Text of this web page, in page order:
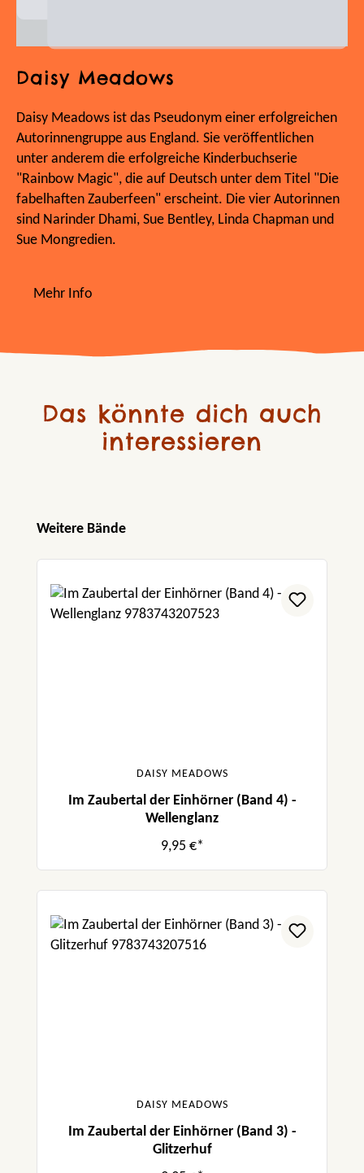
Daisy Meadows
Daisy Meadows ist das Pseudonym einer erfolgreichen
Autorinnengruppe aus England. Sie veröffentlichen
unter anderem die erfolgreiche Kinderbuchserie
"Rainbow Magic", die auf Deutsch unter dem Titel "Die
fabelhaften Zauberfeen" erscheint. Die vier Autorinnen
sind Narinder Dhami, Sue Bentley, Linda Chapman und
Sue Mongredien.
Mehr Info
Das könnte dich auch
interessieren
Produktgalerie überspringen
Weitere Bände
DAISY MEADOWS
Im Zaubertal der Einhörner (Band 4) -
Wellenglanz
9,95 €*
DAISY MEADOWS
Im Zaubertal der Einhörner (Band 3) -
Glitzerhuf